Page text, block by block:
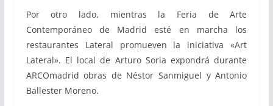
Por otro lado, mientras la Feria de Arte
Contemporáneo de Madrid esté en marcha los
restaurantes Lateral promueven la iniciativa «Art
Lateral». El local de Arturo Soria expondrá durante
ARCOmadrid obras de Néstor Sanmiguel y Antonio
Ballester Moreno.